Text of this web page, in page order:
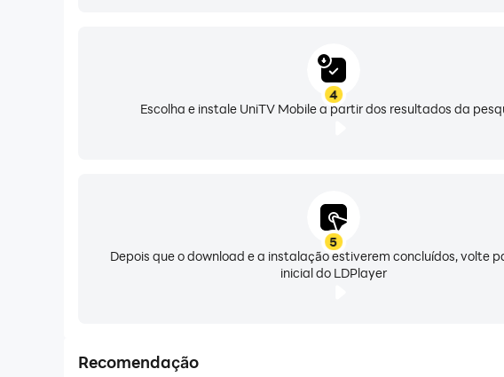
4
Escolha e instale UniTV Mobile a partir dos resultados da
5
Depois que o download e a instalação estiverem concluídos, volte
inicial do LDPlayer
Recomendação